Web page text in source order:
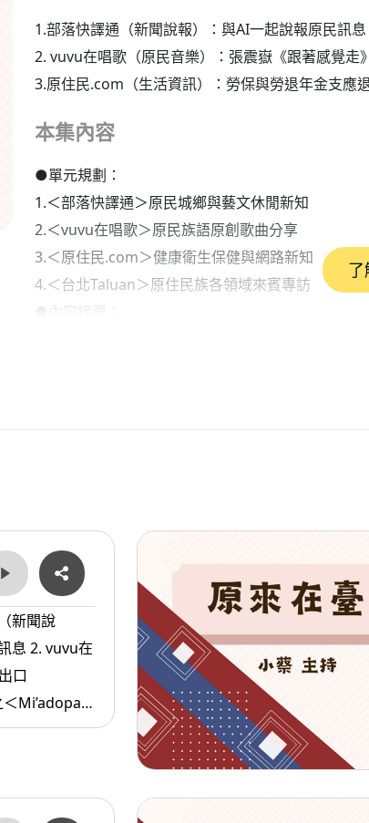
1.部落快譯通（新聞說報）：與AI一起說報原民訊息
2. vuvu在唱歌（原民音樂）：張震嶽《跟著感覺走
3.原住民.com（生活資訊）：勞保與勞退年金支應
本集內容
●單元規劃：
1.＜部落快譯通＞原民城鄉與藝文休閒新知
2.＜vuvu在唱歌＞原民族語原創歌曲分享
3.＜原住民.com＞健康衛生保健與網路新知
4.＜台北Taluan＞原住民族各領域來賓專訪
●內容摘要：
＜單元三＞：在哪裡你的耳朵、小時候的時候、老爸
了
新聞說
在
口
Mi’adopay
資訊）：維